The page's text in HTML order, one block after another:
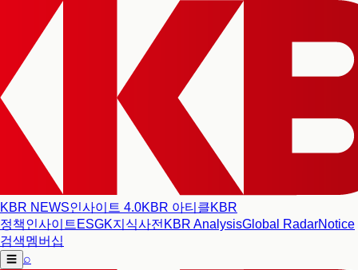
KBR NEWS인사이트 4.0KBR 아티클KBR
정책인사이트 ESGK지식사전 KBR AnalysisGlobal RadarNotice
검색멤버십
☰ ⌕